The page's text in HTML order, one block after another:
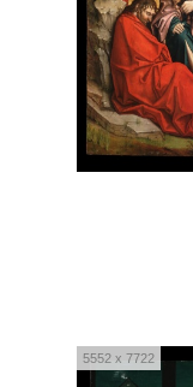
5552 x 7722